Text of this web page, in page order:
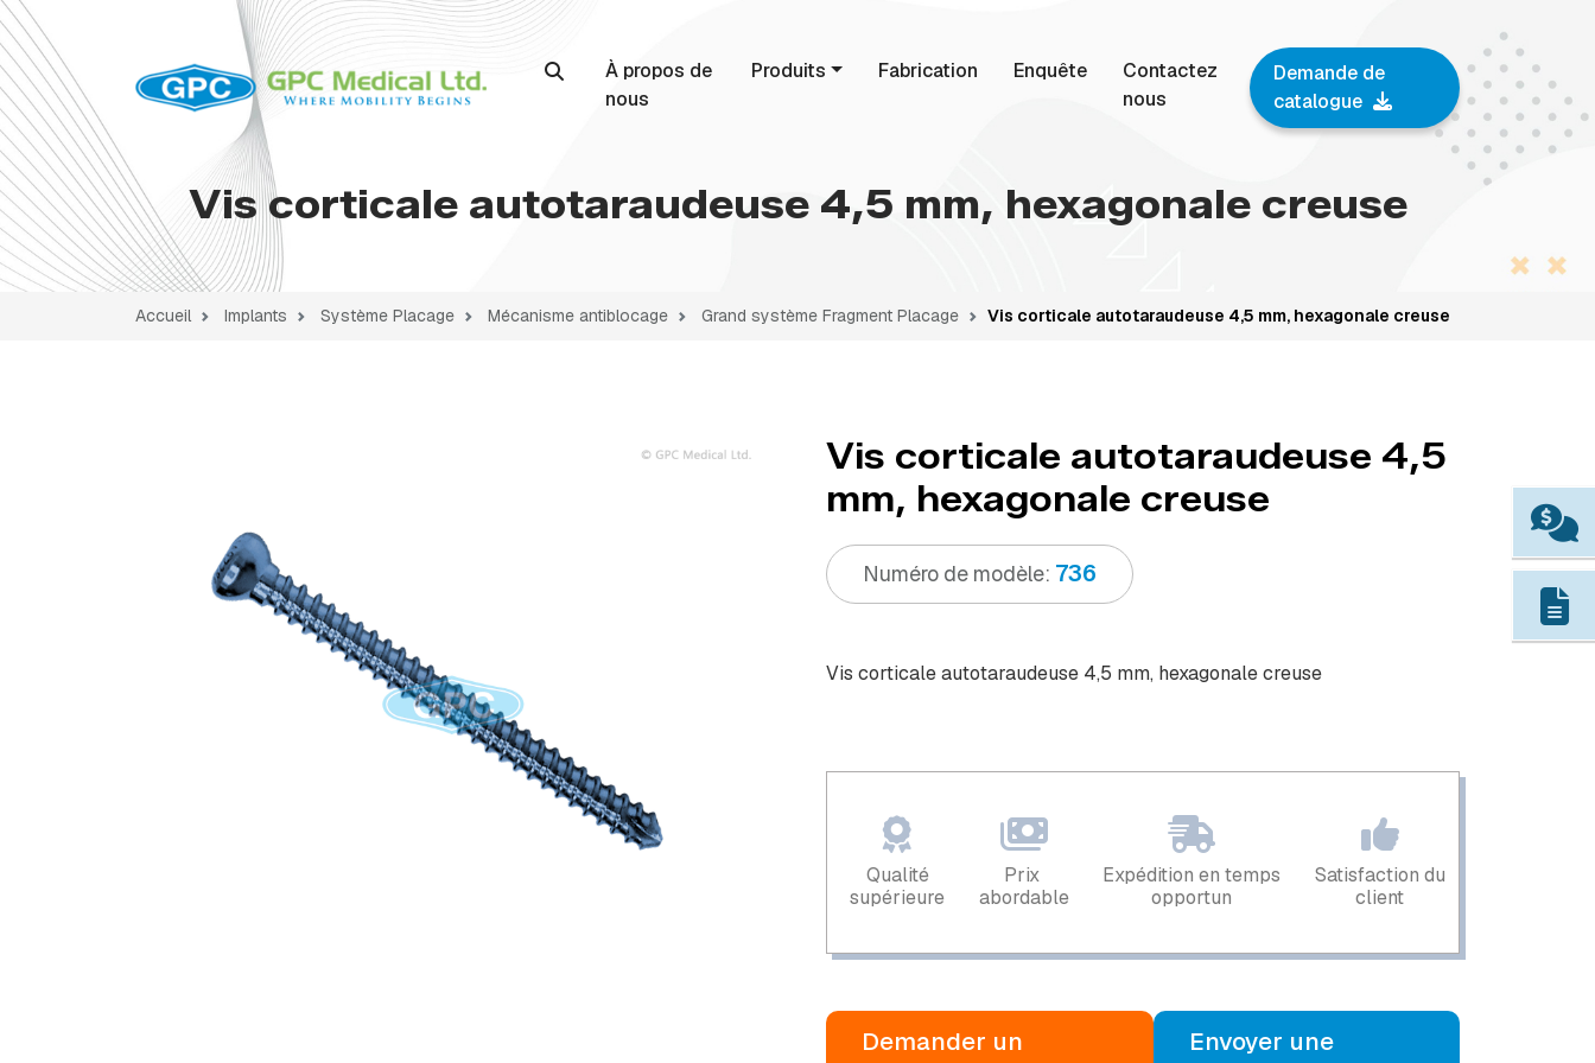
À propos de
nous
Produits Fabrication Enquête
Contactez
nous
Demande de
catalogue
Vis corticale autotaraudeuse 4,5 mm, hexagonale creuse
Accueil Implants Système Placage Mécanisme antiblocage Grand système Fragment Placage Vis corticale autotaraudeuse 4,5 mm, hexagonale creuse
Vis corticale autotaraudeuse 4,5
mm, hexagonale creuse
Numéro de modèle: 736
Vis corticale autotaraudeuse 4,5 mm, hexagonale creuse
Qualité
supérieure
Prix ​​
abordable
Expédition en temps
opportun
Satisfaction du
client
Demander un
Envoyer une